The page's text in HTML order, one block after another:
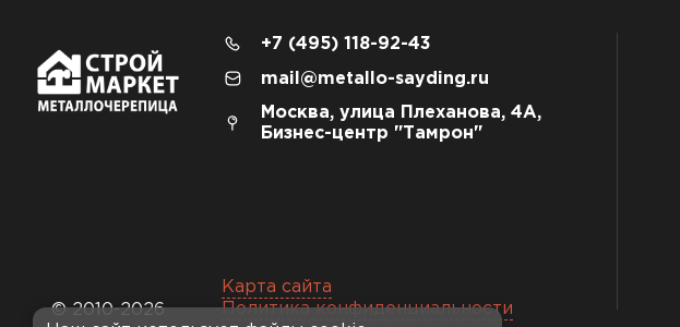
© 2010-2026
+7 (495) 118-92-43
mail@metallo-sayding.ru
Москва, улица Плеханова, 4А,
Бизнес-центр "Тамрон"
Карта сайта
Политика конфиденциальности